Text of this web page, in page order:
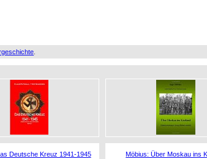
Deutsche Kreuz 1941-1945 Möbius: Über Moskau ins